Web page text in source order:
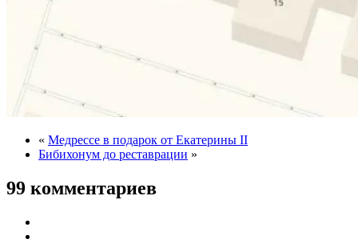
« Медрессе в подарок от Екатерины II
Бибихонум до реставрации »
99 комментариев